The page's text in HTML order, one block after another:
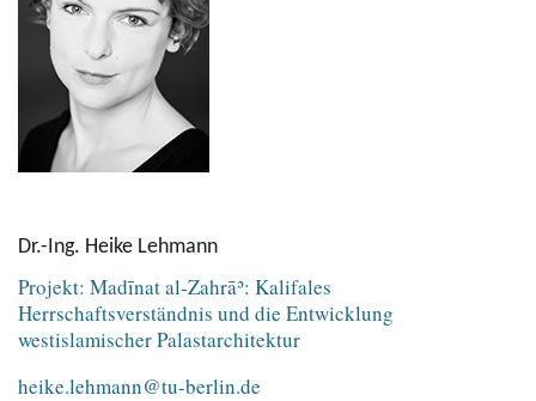
Dr.-Ing. Heike Lehmann
Projekt: Madīnat al-Zahrāʾ: Kalifales
Herrschaftsverständnis und die Entwicklung
westislamischer Palastarchitektur
heike.lehmann@tu-berlin.de